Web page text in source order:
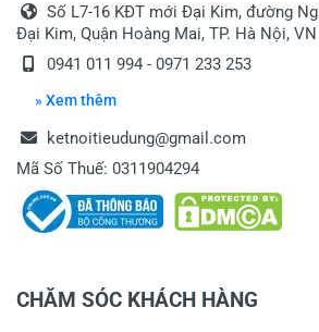
Số L7-16 KĐT mới Đại Kim, đường
Đại Kim, Quận Hoàng Mai, TP. Hà Nội, VN
0941 011 994 - 0971 233 253
» Xem thêm
ketnoitieudung@gmail.com
Mã Số Thuế: 0311904294
CHĂM SÓC KHÁCH HÀNG